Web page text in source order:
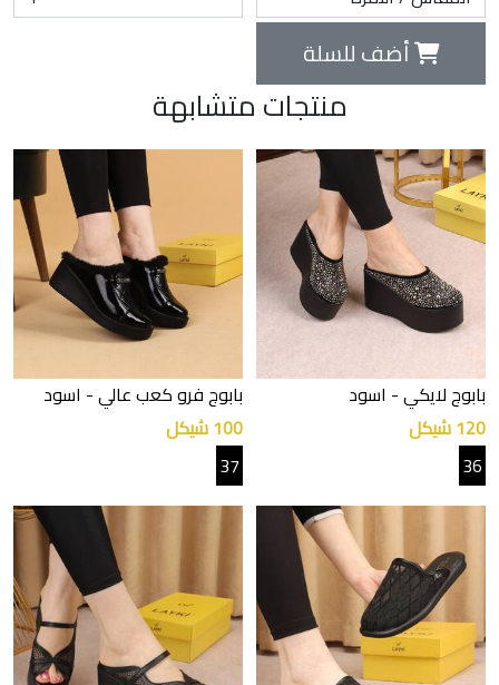
أضف للسلة
منتجات متشابهة
بابوج لايكي- اسود
120 شيكل
36
بابوج فرو كعب عالي- اسود
100 شيكل
37